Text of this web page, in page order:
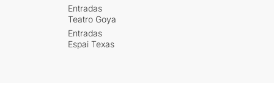
Entradas
Teatro Goya
Entradas
Espai Texas